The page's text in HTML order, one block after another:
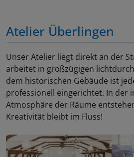
Atelier Überlingen
Unser Atelier liegt direkt an der
arbeitet in großzügigen
dem historischen Gebäude ist
professionell eingerichtet. In der
Atmosphäre der Räume
Kreativität bleibt im Fluss!